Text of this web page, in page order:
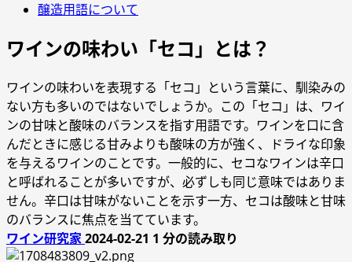
醸造用語について
ワインの味わい「セコ」とは？
ワインの味わいを表現する「セコ」という言葉に、馴染みの
ない方も多いのではないでしょうか。この「セコ」は、ワイ
ンの甘味と酸味のバランスを指す用語です。ワインを口に含
んだときに感じる甘みよりも酸味の方が強く、ドライな印象
を与えるワインのことです。一般的に、セコなワインは辛口
と呼ばれることが多いですが、必ずしも同じ意味ではありま
せん。辛口は甘味がないことを示す一方、セコは酸味と甘味
のバランスに焦点を当てています。
ワイン研究家2024-02-21 1 分の読み取り